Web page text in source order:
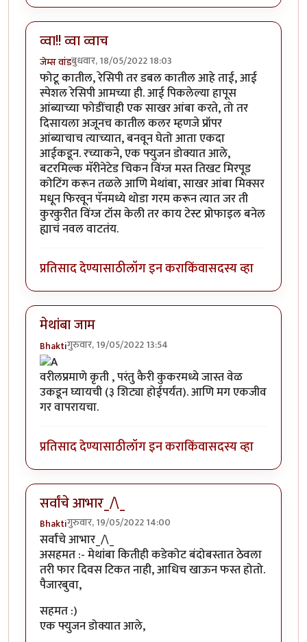
व्वा!! व्वा व्वाच
जेम्स वांडबुधवार, 18/05/2022 18:03
फोटू कातील, रेसिपी तर डबल कातील आहे ताई, आई
स्पेशल रेसिपी आमच्या ही. आई पिकलेल्या हापूस
आंब्याच्या फोडींचाही एक साखर आंबा करते, तो तर
दिसायला अजूनच कातील कलर म्हणजे प्रॉपर
आंब्याचाच त्याच्यात, बनवून घेतो आता एकदा
आईकडून. रच्याकने, एक फ्युजन डोक्यात आले,
बटरमिल्क मॅरीनेटेड चिकन विंग्ज मस्त तिखट मिरपूड
कोटिंग करून तळले आणि मेथांबा, साखर आंबा मिक्सर
मधून फिरवून पॅनमध्ये थोडा गरम करून त्यात जर ती
कुरकुरीत विंग्ज टॉस केली तर काय टेस्ट प्रोफाइल बनेल
ह्याचं नवल वाटतंय.
प्रतिसाद देण्यासाठीलॉग इन कराकिंवासदस्य व्हा
मेथांबा जाम
Bhaktiगुरुवार, 19/05/2022 13:54
वरीलप्रमाणे कृती , परंतु कैरी कुकरमध्ये जास्त वेळ
उकडून घ्यायची (३ शिट्या होईपर्यंत). आणि मग एकजीव
गर वापरायचा.
प्रतिसाद देण्यासाठीलॉग इन कराकिंवासदस्य व्हा
सर्वांचे आभार_/\_
Bhaktiगुरुवार, 19/05/2022 14:00
सर्वांचे आभार_/\_
असहमत :- मेथांबा कितीही कडेकोट बंदोबस्तात ठेवला
तरी फार दिवस टिकत नाही, आधिच खाऊन फस्त होतो.
पैजारबुवा,
सहमत :)
एक फ्युजन डोक्यात आले,